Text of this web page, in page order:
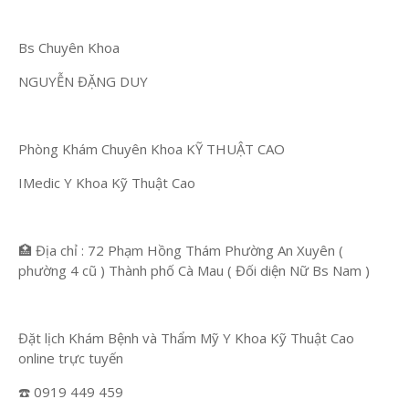
Bs Chuyên Khoa
NGUYỄN ĐẶNG DUY
Phòng Khám Chuyên Khoa KỸ THUẬT CAO
IMedic Y Khoa Kỹ Thuật Cao
🏥 Địa chỉ : 72 Phạm Hồng Thám Phường An Xuyên (
phường 4 cũ ) Thành phố Cà Mau ( Đối diện Nữ Bs Nam )
Đặt lịch Khám Bệnh và Thẩm Mỹ Y Khoa Kỹ Thuật Cao
online trực tuyến
☎️ 0919 449 459